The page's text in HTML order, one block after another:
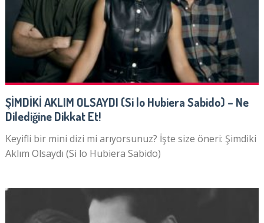
ŞİMDİKİ AKLIM OLSAYDI (Si lo Hubiera Sabido) – Ne
Dilediğine Dikkat Et!
Keyifli bir mini dizi mi arıyorsunuz? İşte size öneri: Şimdiki
Aklım Olsaydı (Si lo Hubiera Sabido)